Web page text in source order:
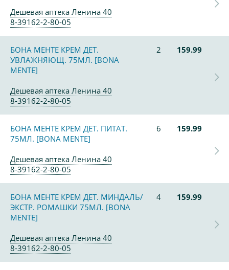
Дешевая аптека Ленина 40
8-39162-2-80-05
БОНА МЕНТЕ КРЕМ ДЕТ.
УВЛАЖНЯЮЩ. 75МЛ. [BONA
MENTE]
2 159.99
Дешевая аптека Ленина 40
8-39162-2-80-05
БОНА МЕНТЕ КРЕМ ДЕТ. ПИТАТ.
75МЛ. [BONA MENTE]
6 159.99
Дешевая аптека Ленина 40
8-39162-2-80-05
БОНА МЕНТЕ КРЕМ ДЕТ. МИНДАЛЬ/
ЭКСТР. РОМАШКИ 75МЛ. [BONA
MENTE]
4 159.99
Дешевая аптека Ленина 40
8-39162-2-80-05